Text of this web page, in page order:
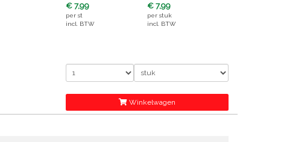
€ 7,99
per st
incl. BTW
€ 7,99
per stuk
incl. BTW
Winkelwagen